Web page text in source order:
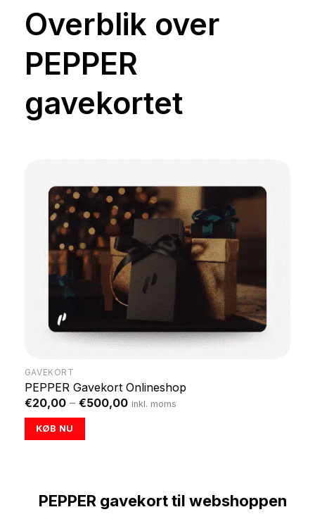
Overblik over
PEPPER
gavekortet
GAVEKORT
PEPPER Gavekort Onlineshop
€20,00 – €500,00Price
inkl. moms
KØB NU
multiple
PEPPER gavekort til webshoppen